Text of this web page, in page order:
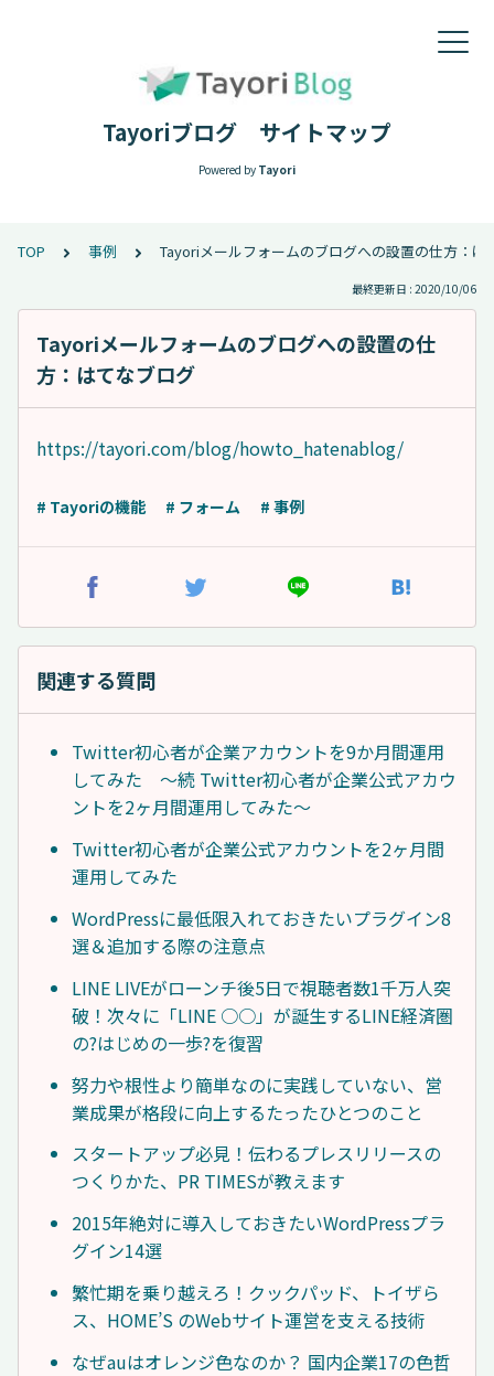
Tayoriブログ サイトマップ
Powered by Tayori
TOP 事例 Tayoriメールフォームのブログへの設置の仕方：は
最終更新日 : 2020/10/06
Tayoriメールフォームのブログへの設置の仕
方：はてなブログ
https://tayori.com/blog/howto_hatenablog/
# Tayoriの機能 # フォーム # 事例
関連する質問
Twitter初心者が企業アカウントを9か月間運用
してみた ～続 Twitter初心者が企業公式アカウ
ントを2ヶ月間運用してみた～
Twitter初心者が企業公式アカウントを2ヶ月間
運用してみた
WordPressに最低限入れておきたいプラグイン8
選＆追加する際の注意点
LINE LIVEがローンチ後5日で視聴者数1千万人突
破！次々に「LINE ○○」が誕生するLINE経済圏
の?はじめの一歩?を復習
努力や根性より簡単なのに実践していない、営
業成果が格段に向上するたったひとつのこと
スタートアップ必見！伝わるプレスリリースの
つくりかた、PR TIMESが教えます
2015年絶対に導入しておきたいWordPressプラ
グイン14選
繁忙期を乗り越えろ！クックパッド、トイザら
ス、HOME’S のWebサイト運営を支える技術
なぜauはオレンジ色なのか？ 国内企業17の色哲